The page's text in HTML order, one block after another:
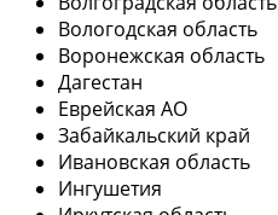
Вологодская область
Воронежская область
Дагестан
Еврейская АО
Забайкальский край
Ивановская область
Ингушетия